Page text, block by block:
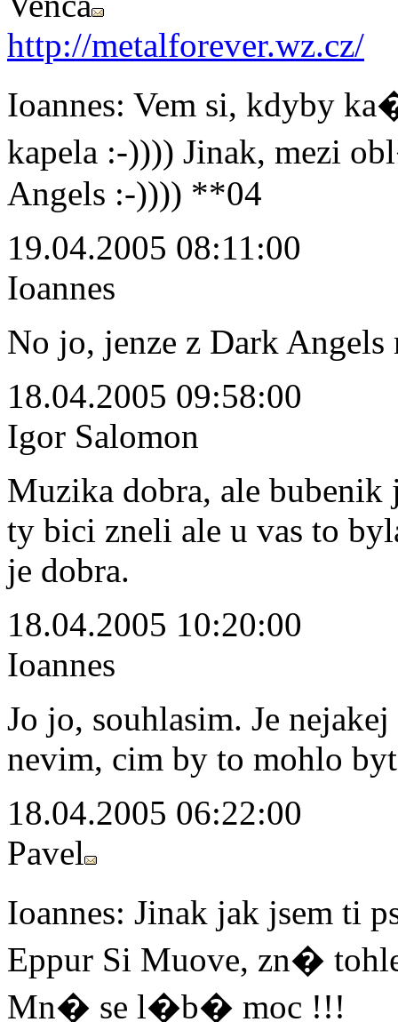
http://metalforever.wz.cz/
Ioannes: Vem si, kdyby
kapela :-)))) Jinak, mezi
Angels :-)))) **04
19.04.2005 08:11:00
Ioannes
No jo, jenze z Dark Angels
18.04.2005 09:58:00
Igor Salomon
Muzika dobra, ale bubenik
ty bici zneli ale u vas to
je dobra.
18.04.2005 10:20:00
Ioannes
Jo jo, souhlasim. Je
nevim, cim by to mohlo
18.04.2005 06:22:00
Pavel
Ioannes: Jinak jak jsem ti
Eppur Si Muove, zn�
Mn� se l�b� moc !!!